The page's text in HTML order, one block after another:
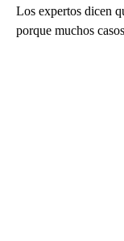
Los expertos dicen
porque muchos